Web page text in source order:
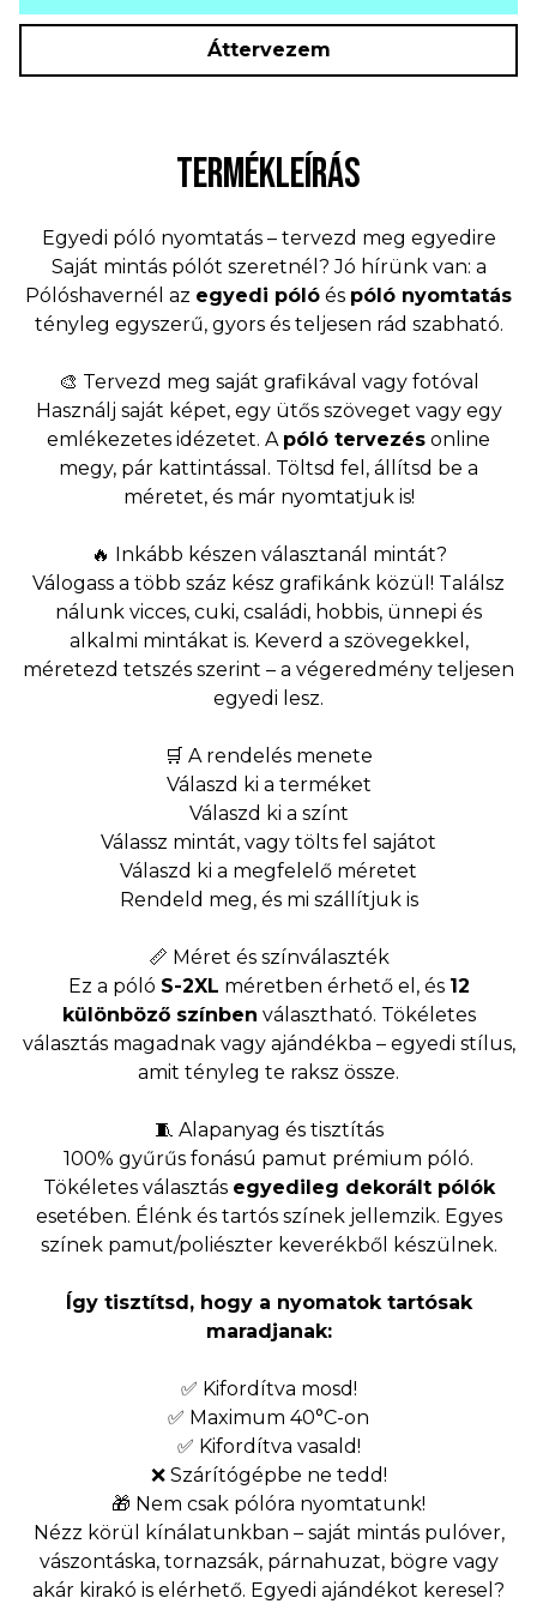
Áttervezem
TERMÉKLEÍRÁS
Egyedi póló nyomtatás – tervezd meg egyedire
Saját mintás pólót szeretnél? Jó hírünk van: a
Pólóshavernél az egyedi póló és póló nyomtatás
tényleg egyszerű, gyors és teljesen rád szabható.
🎨 Tervezd meg saját grafikával vagy fotóval
Használj saját képet, egy ütős szöveget vagy egy
emlékezetes idézetet. A póló tervezés online
megy, pár kattintással. Töltsd fel, állítsd be a
méretet, és már nyomtatjuk is!
🔥 Inkább készen választanál mintát?
Válogass a több száz kész grafikánk közül! Találsz
nálunk vicces, cuki, családi, hobbis, ünnepi és
alkalmi mintákat is. Keverd a szövegekkel,
méretezd tetszés szerint – a végeredmény teljesen
egyedi lesz.
🛒 A rendelés menete
Válaszd ki a terméket
Válaszd ki a színt
Válassz mintát, vagy tölts fel sajátot
Válaszd ki a megfelelő méretet
Rendeld meg, és mi szállítjuk is
📏 Méret és színválaszték
Ez a póló S-2XL méretben érhető el, és 12
különböző színben választható. Tökéletes
választás magadnak vagy ajándékba – egyedi stílus,
amit tényleg te raksz össze.
🧵 Alapanyag és tisztítás
100% gyűrűs fonású pamut prémium póló.
Tökéletes választás egyedileg dekorált pólók
esetében. Élénk és tartós színek jellemzik. Egyes
színek pamut/poliészter keverékből készülnek.
Így tisztítsd, hogy a nyomatok tartósak
maradjanak:
✅ Kifordítva mosd!
✅ Maximum 40°C-on
✅ Kifordítva vasald!
❌ Szárítógépbe ne tedd!
🎁 Nem csak pólóra nyomtatunk!
Nézz körül kínálatunkban – saját mintás pulóver,
vászontáska, tornazsák, párnahuzat, bögre vagy
akár kirakó is elérhető. Egyedi ajándékot keresel?